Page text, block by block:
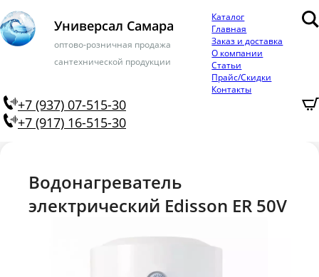
Универсал Самара
оптово-розничная продажа
сантехнической продукции
Каталог
Главная
Заказ и доставка
О компании
Статьи
Прайс/Скидки
Контакты
+7 (937) 07-515-30
+7 (917) 16-515-30
Водонагреватель
электрический Edisson ER 50V